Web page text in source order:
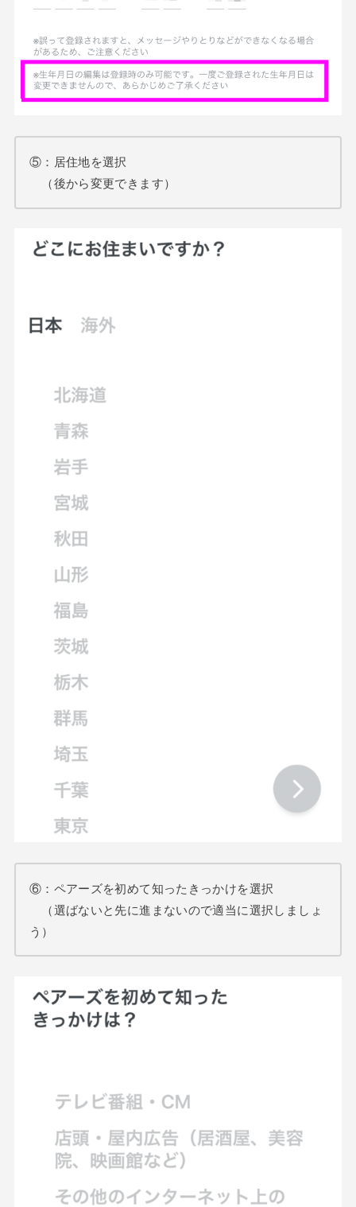
⑤：居住地を選択
（後から変更できます）
⑥：ペアーズを初めて知ったきっかけを選択
（選ばないと先に進まないので適当に選択しましょ
う）